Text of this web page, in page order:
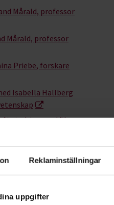
Reklaminställningar
uppgifter
Mårald, professor
Mårald, professor
Priebe, forskare
Isabella Hallberg
med Elsa